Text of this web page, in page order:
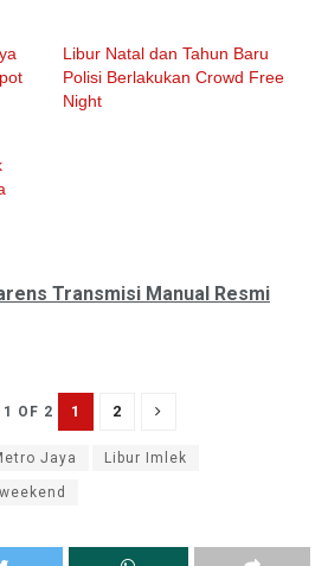
Libur Natal dan Tahun Baru
Polisi Berlakukan Crowd Free
Night
Transmisi Manual Resmi
1 OF 2 1 2
Jaya Libur Imlek